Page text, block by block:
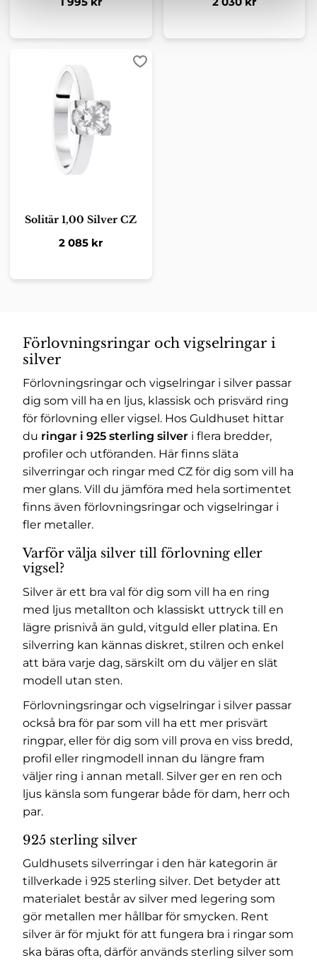
Solitär 1,00 Silver CZ
2 085 kr
Lägg till i favoriter
Förlovningsringar och vigselringar i
silver
Förlovningsringar och vigselringar i silver passar
dig som vill ha en ljus, klassisk och prisvärd ring
för förlovning eller vigsel. Hos Guldhuset hittar
du ringar i 925 sterling silver i flera bredder,
profiler och utföranden. Här finns släta
silverringar och ringar med CZ för dig som vill ha
mer glans. Vill du jämföra med hela sortimentet
finns även förlovningsringar och vigselringar i
fler metaller.
Varför välja silver till förlovning eller
vigsel?
Silver är ett bra val för dig som vill ha en ring
med ljus metallton och klassiskt uttryck till en
lägre prisnivå än guld, vitguld eller platina. En
silverring kan kännas diskret, stilren och enkel
att bära varje dag, särskilt om du väljer en slät
modell utan sten.
Förlovningsringar och vigselringar i silver passar
också bra för par som vill ha ett mer prisvärt
ringpar, eller för dig som vill prova en viss bredd,
profil eller ringmodell innan du längre fram
väljer ring i annan metall. Silver ger en ren och
ljus känsla som fungerar både för dam, herr och
par.
925 sterling silver
Guldhusets silverringar i den här kategorin är
tillverkade i 925 sterling silver. Det betyder att
materialet består av silver med legering som
gör metallen mer hållbar för smycken. Rent
silver är för mjukt för att fungera bra i ringar som
ska bäras ofta, därför används sterling silver som